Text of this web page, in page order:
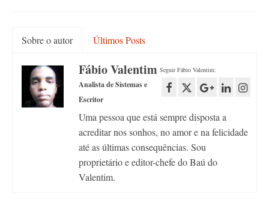
Sobre o autor Últimos Posts
Seguir Fábio Valentim:
Fábio Valentim
Analista de Sistemas e
Escritor
Uma pessoa que está sempre disposta a
acreditar nos sonhos, no amor e na felicidade
até as últimas consequências. Sou
proprietário e editor-chefe do Baú do
Valentim.